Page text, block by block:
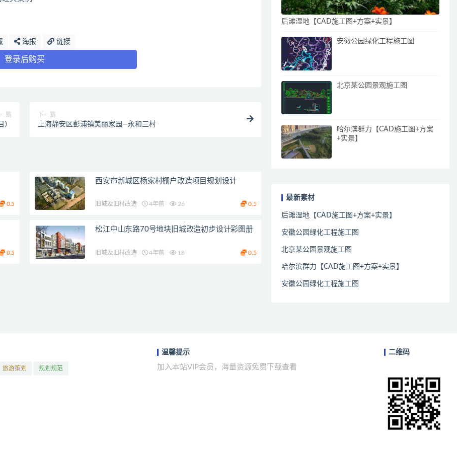
海报 链接
登录后购买
一篇
）
下一篇
上海静安区彭浦镇美丽家园—永和三村
0.5
西安市新城区杨家村棚户改造项目规划设计
旧城及旧村改造 4年前 26 0.5
0.5
松江中山东路70号地块旧城改造初步设计彩图册
旧城及旧村改造 4年前 18 0.5
后滩湿地【CAD施工图+方案+实景】
安徽公园绿化工程施工图
北京某公园景观施工图
哈尔滨群力【CAD施工图+方案
+实景】
最新素材
后滩湿地【CAD施工图+方案+实景】
安徽公园绿化工程施工图
北京某公园景观施工图
哈尔滨群力【CAD施工图+方案+实景】
安徽公园绿化工程施工图
旅游策划 规划规范
温馨提示
加入本站VIP会员，海量资源免费下载查看
二维码